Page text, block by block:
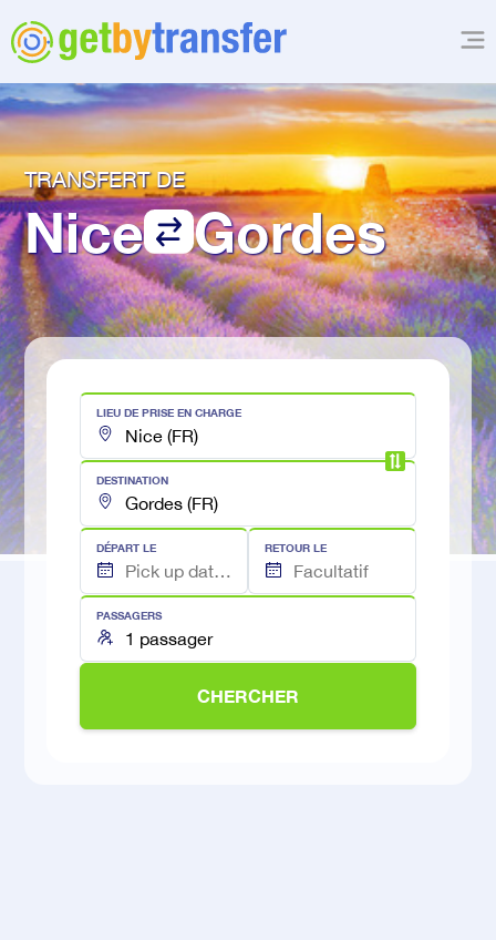
TRANSFERT DE
Nice Gordes
LIEU DE PRISE EN CHARGE
DESTINATION
DÉPART LE RETOUR LE
PASSAGERS
CHERCHER